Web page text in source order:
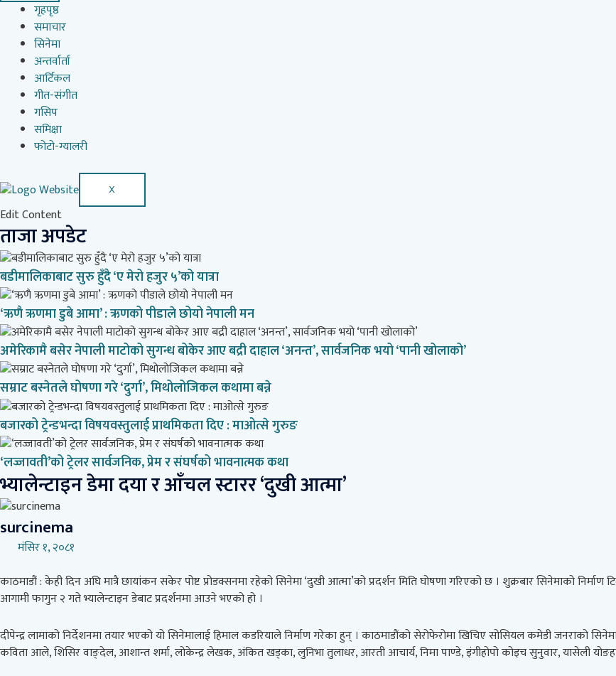
गृहपृष्ठ
समाचार
सिनेमा
अन्तर्वार्ता
आर्टिकल
गीत-संगीत
गसिप
समिक्षा
फोटो-ग्यालरी
X
Edit Content
ताजा अपडेट
बडीमालिकाबाट सुरु हुँदै ‘ए मेरो हजुर ५’को यात्रा
‘ऋणै ऋणमा डुबे आमा’ : ऋणको पीडाले छोयो नेपाली मन
अमेरिकामै बसेर नेपाली माटोको सुगन्ध बोकेर आए बद्री दाहाल ‘अनन्त’, सार्वजनिक भयो ‘पानी खोलाको’
सम्राट बस्नेतले घोषणा गरे ‘दुर्गा’, मिथोलोजिकल कथामा बन्ने
बजारको ट्रेन्डभन्दा विषयवस्तुलाई प्राथमिकता दिए : माओत्से गुरुङ
‘लज्जावती’को ट्रेलर सार्वजनिक, प्रेम र संघर्षको भावनात्मक कथा
भ्यालेन्टाइन डेमा दया र आँचल स्टारर ‘दुखी आत्मा’
surcinema
मंसिर १, २०८१
काठमाडौं : केही दिन अघि मात्रै छायांकन सकेर पोष्ट प्रोडक्सनमा रहेको सिनेमा ‘दुखी आत्मा’को प्रदर्शन मिति घोषणा गरिएको छ । शुक्रबार सिनेमाको निर्माण
आगामी फागुन २ गते भ्यालेन्टाइन डेबाट प्रदर्शनमा आउने भएको हो ।
दीपेन्द्र लामाको निर्देशनमा तयार भएको यो सिनेमालाई हिमाल कडरियाले निर्माण गरेका हुन् । काठमाडौंको सेरोफेरोमा खिचिए सोसियल कमेडी जनराको
कविता आले, शिसिर वाङ्देल, आशान्त शर्मा, लोकेन्द्र लेखक, अंकित खड्का, लुनिभा तुलाधर, आरती आचार्य, निमा पाण्डे, इंगीहोपो कोइच सुनुवार, यासेली